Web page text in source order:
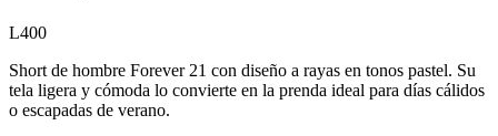
L400
Short de hombre Forever 21 con diseño a rayas en tonos pastel. Su
tela ligera y cómoda lo convierte en la prenda ideal para días cálidos
o escapadas de verano.